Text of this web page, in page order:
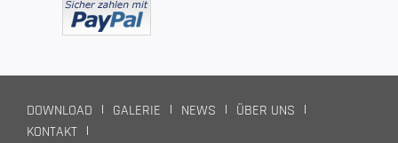
DOWNLOAD GALERIE NEWS
ÜBER UNS
KONTAKT